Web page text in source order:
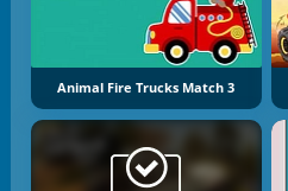
Animal Fire Trucks Match 3